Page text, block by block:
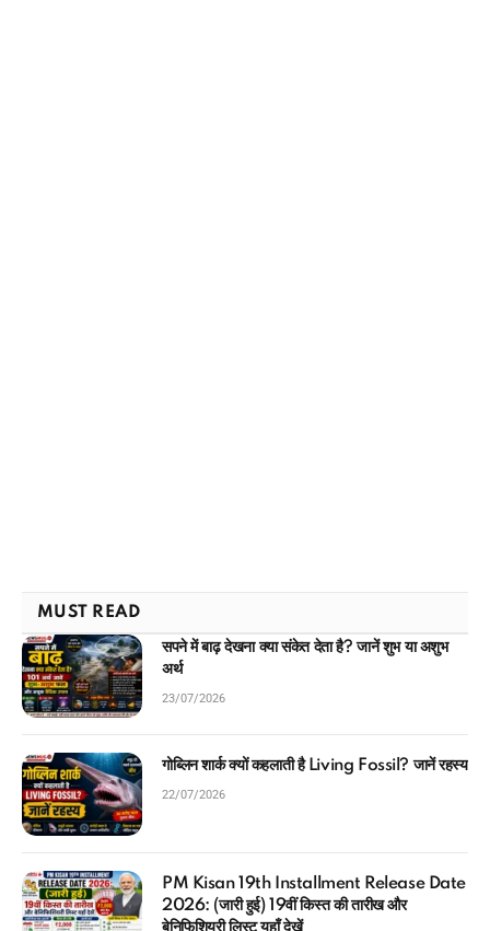
MUST READ
सपने में बाढ़ देखना क्या संकेत देता है? जानें शुभ या अशुभ
अर्थ
23/07/2026
गोब्लिन शार्क क्यों कहलाती है Living Fossil? जानें रहस्य
22/07/2026
PM Kisan 19th Installment Release Date
2026: (जारी हुई) 19वीं किस्त की तारीख और